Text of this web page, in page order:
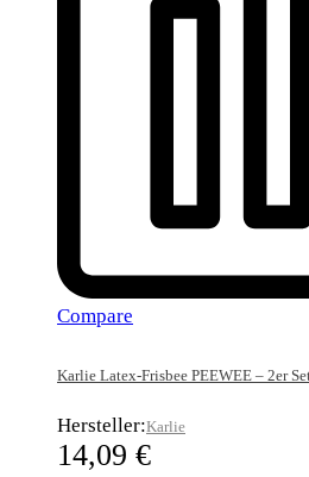
Compare
Karlie Latex-Frisbee PEEWEE – 2er
Hersteller:Karlie
14,09 €